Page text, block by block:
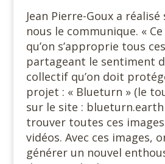
Jean Pierre-Goux a
nous le communique. « Ce
qu’on s’approprie tous
partageant le sentiment
collectif qu’on doit
projet : « Blueturn » (le
sur le site :
trouver toutes ces
vidéos. Avec ces images,
générer un nouvel